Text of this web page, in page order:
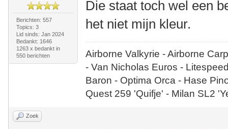
Berichten: 557
Topics: 3
Lid sinds: Jan 2024
Bedankt: 1646
1263 x bedankt in
550 berichten
Die staat toch wel een
het niet mijn kleur.
Airborne Valkyrie - Airborne
- Van Nicholas Euros -
Baron - Optima Orca - Hase
Quest 259 'Quifje' - Milan SL2
Zoek